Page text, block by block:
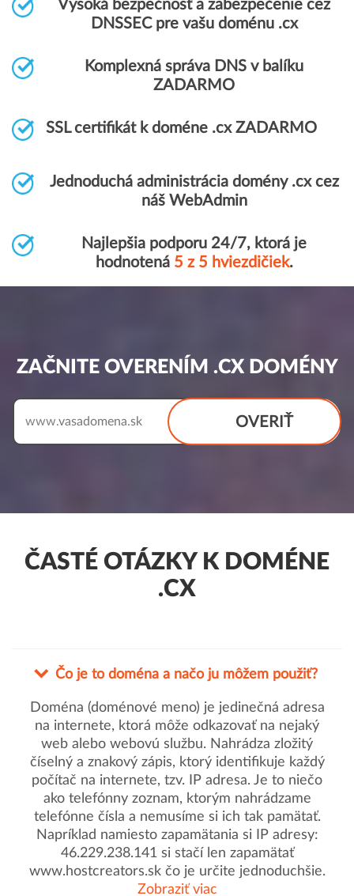
Vysoká bezpečnosť a zabezpečenie cez
DNSSEC pre vašu doménu .cx
Komplexná správa DNS v balíku
ZADARMO
SSL certifikát k doméne .cx ZADARMO
Jednoduchá administrácia domény .cx cez
náš WebAdmin
Najlepšia podporu 24/7, ktorá je
hodnotená 5 z 5 hviezdičiek.
ZAČNITE OVERENÍM .CX DOMÉNY
OVERIŤ
www.
ČASTÉ OTÁZKY K DOMÉNE
.CX
Čo je to doména a načo ju môžem použiť?
Doména (doménové meno) je jedinečná adresa
na internete, ktorá môže odkazovať na nejaký
web alebo webovú službu. Nahrádza zložitý
číselný a znakový zápis, ktorý identifikuje každý
počítač na internete, tzv. IP adresa. Je to niečo
ako telefónny zoznam, ktorým nahrádzame
telefónne čísla a nemusíme si ich tak pamätať.
Napríklad namiesto zapamätania si IP adresy:
46.229.238.141 si stačí len zapamätať
www.hostcreators.sk čo je určite jednoduchšie.
Zobraziť viac